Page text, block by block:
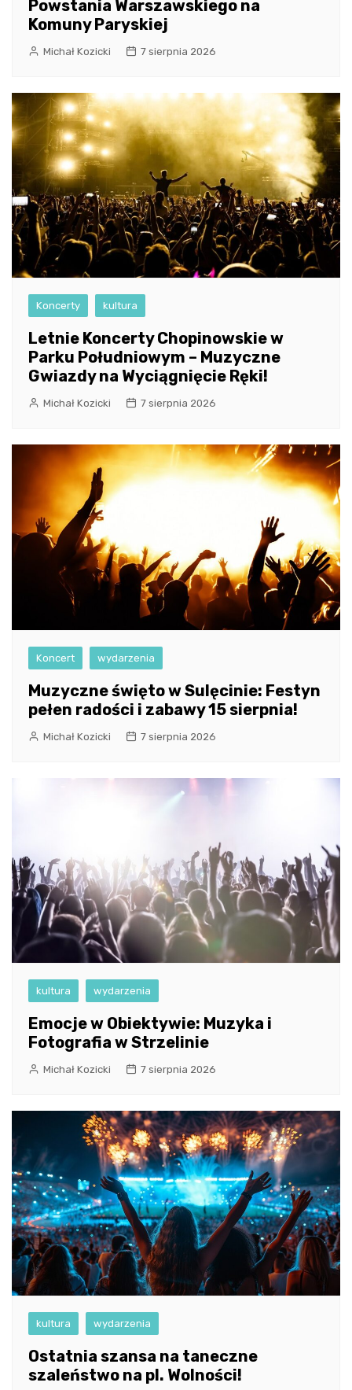
Powstania Warszawskiego na
Komuny Paryskiej
Michał Kozicki 7 sierpnia 2026
Koncerty kultura
Letnie Koncerty Chopinowskie w
Parku Południowym – Muzyczne
Gwiazdy na Wyciągnięcie Ręki!
Michał Kozicki 7 sierpnia 2026
Koncert wydarzenia
Muzyczne święto w Sulęcinie: Festyn
pełen radości i zabawy 15 sierpnia!
Michał Kozicki 7 sierpnia 2026
kultura wydarzenia
Emocje w Obiektywie: Muzyka i
Fotografia w Strzelinie
Michał Kozicki 7 sierpnia 2026
kultura wydarzenia
Ostatnia szansa na taneczne
szaleństwo na pl. Wolności!